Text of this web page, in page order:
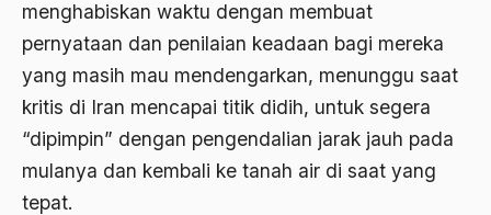
menghabiskan waktu dengan membuat
pernyataan dan penilaian keadaan bagi mereka
yang masih mau mendengarkan, menunggu saat
kritis di Iran mencapai titik didih, untuk segera
“dipimpin” dengan pengendalian jarak jauh pada
mulanya dan kembali ke tanah air di saat yang
tepat.
Agama Demokrasi
Agama di Asia
agama elitis
Agama Hukum
Agama Inovasi